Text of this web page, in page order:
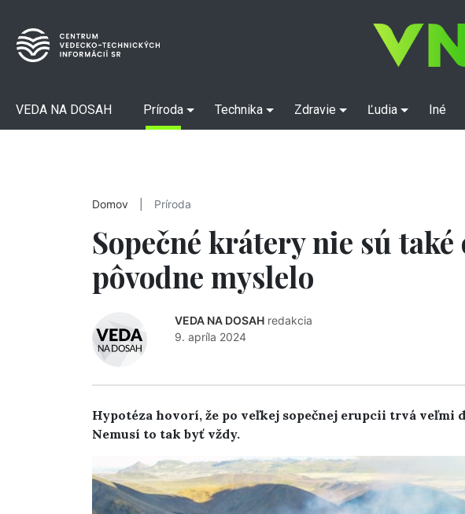
VEDA NA DOSAH Príroda Technika Zdravie Ľudia Iné
Domov Príroda
Sopečné krátery nie sú také
pôvodne myslelo
VEDA NA DOSAH redakcia
9. apríla 2024
Hypotéza hovorí, že po veľkej sopečnej erupcii trvá veľmi
Nemusí to tak byť vždy.